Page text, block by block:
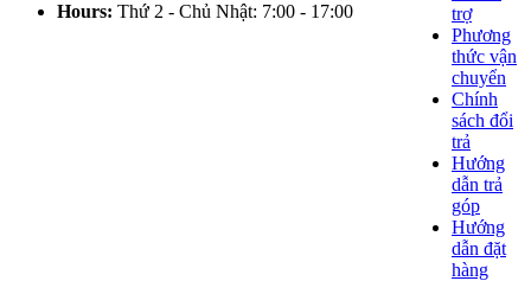
Hours: Thứ 2 - Chủ Nhật: 7:00 - 17:00
trợ
Phương
thức vận
chuyển
Chính
sách đổi
trả
Hướng
dẫn trả
góp
Hướng
dẫn đặt
hàng